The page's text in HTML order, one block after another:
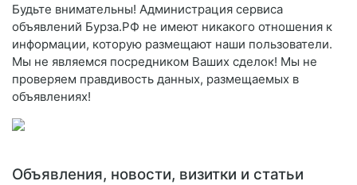
Будьте внимательны! Администрация сервиса
объявлений Бурза.РФ не имеют никакого отношения к
информации, которую размещают наши пользователи.
Мы не являемся посредником Ваших сделок! Мы не
проверяем правдивость данных, размещаемых в
объявлениях!
Объявления, новости, визитки и статьи